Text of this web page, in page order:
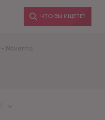
ЧТО ВЫ ИЩЕТЕ?
- Noventa